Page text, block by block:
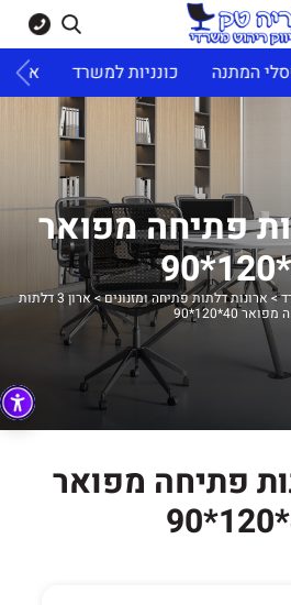
המתנה כונניות למשרד
דלתות פתיחה מפואר
> ארונות דלתות פתיחה ומזנונים> ארון 3 דלתות
40*120*90
דלתות פתיחה מפואר